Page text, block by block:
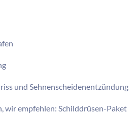
und Sehnenscheidenentzündung
wir empfehlen: Schilddrüsen-Paket